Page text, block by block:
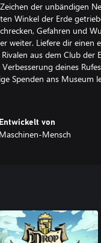
der unbändigen
Winkel der Erde
Gefahren und
weiter. Liefere dir
aus dem Club der
deines
Spenden ans Museum
Entwickelt von
Maschinen-Mensch